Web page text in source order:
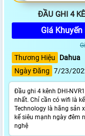
ĐẦU GHI 4
Giá Khuyến
Thương Hiệu
Dahua
Ngày Đăng 7/23/
Đầu ghi 4 kênh DHI-
nhất. Chỉ cần có wifi là
Technology là hãng sản
kế siêu mạnh ngày đêm
nghệ